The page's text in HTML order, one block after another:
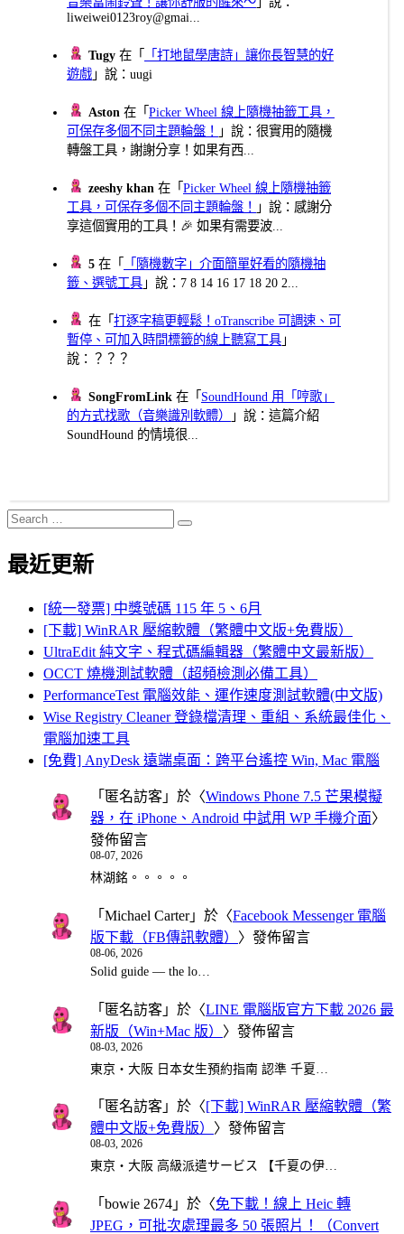
liweiwei0123roy@gmai...
Tugy 在「
「打地鼠學唐詩」讓你長智慧的好
遊戲 」說：uugi
Aston 在「Picker Wheel 線上隨機抽籤工具，
可保存多個不同主題輪盤！
」說：很實用的隨機
轉盤工具，謝謝分享！如果有西...
zeeshy khan 在「Picker Wheel 線上隨機抽籤
工具，可保存多個不同主題輪盤！
」說：感謝分
享這個實用的工具！🎉 如果有需要波...
5 在「
「隨機數字」介面簡單好看的隨機抽
籤、選號工具 」說：7 8 14 16 17 18 20 2...
在「打逐字稿更輕鬆！oTranscribe 可調速、可
暫停、可加入時間標籤的線上聽寫工具 」
說：？？？
SongFromLink 在「 SoundHound 用「哼歌」
的方式找歌（音樂識別軟體）
」說：這篇介紹
SoundHound 的情境很...
Search
for:
Search
最近更新
[統一發票] 中獎號碼 115 年 5、6月
[下載] WinRAR 壓縮軟體（繁體中文版+免費版）
UltraEdit 純文字、程式碼編輯器（繁體中文最新版）
OCCT 燒機測試軟體（超頻檢測必備工具）
PerformanceTest 電腦效能、運作速度測試軟體(中文版)
Wise Registry Cleaner 登錄檔清理、重組、系統最佳化、
電腦加速工具
[免費] AnyDesk 遠端桌面：跨平台遙控 Win, Mac 電腦
「 匿名訪客 」於〈Windows Phone 7.5 芒果模擬
器，在 iPhone、Android 中試用 WP 手機介面〉
發佈留言
08-07, 2026
林湖銘。。。。。
「 Michael Carter」於〈Facebook Messenger 電腦
版下載（FB傳訊軟體） 〉發佈留言
08-06, 2026
Solid guide — the lo…
「 匿名訪客 」於〈LINE 電腦版官方下載 2026 最
新版（Win+Mac 版） 〉發佈留言
08-03, 2026
東京・大阪 日本女生預約指南 認準 千夏…
「 匿名訪客 」於〈[下載] WinRAR 壓縮軟體（繁
體中文版+免費版） 〉發佈留言
08-03, 2026
東京・大阪 高級派遣サービス 【千夏の伊…
「 bowie 2674 」於〈免下載！線上 Heic 轉
JPEG，可批次處理最多 50 張照片！（Convert